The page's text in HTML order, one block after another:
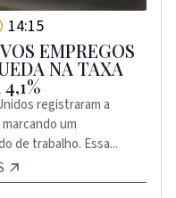
14:15
EMPREGOS
NA TAXA
registraram a
um
de trabalho. Essa...